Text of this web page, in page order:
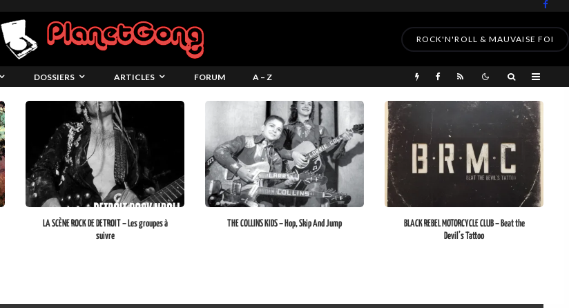
ROCK'N'ROLL & MAUVAISE FOI
DOSSIERS ARTICLES FORUM A – Z
LA SCÈNE ROCK DE DETROIT – Les groupes à
suivre
THE COLLINS KIDS – Hop, Skip And Jump
BLACK REBEL MOTORCYCLE CLUB – Beat the
Devil’s Tattoo